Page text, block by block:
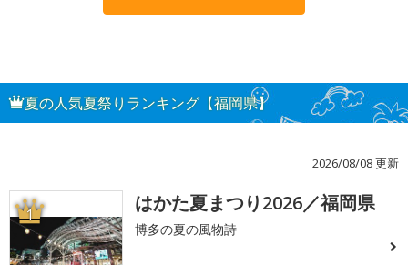
夏の人気夏祭りランキング【福岡県】
2026/08/08 更新
1 はかた夏まつり2026／福岡県
博多の夏の風物詩